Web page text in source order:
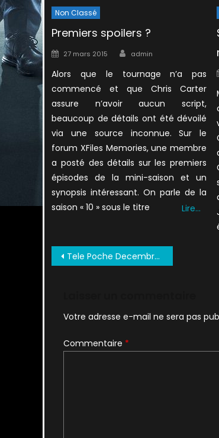
Non Classé
Premiers spoilers ?
Posted
27 mars 2015 Author
admin
Alors que le tournage n’a pas
commencé et que Chris Carter
assure n’avoir aucun script,
beaucoup de détails ont été dévoilé
via une source inconnue. Sur le
forum XFiles Memories, une membre
a posté des détails sur les premiers
épisodes de la mini-saison et un
synopsis intéressant. On parle de la
saison « 10 » sous le titre
Lire…
Navigation
Tele Poche Decembre 1997 VF (2)
Votre adresse e-mail ne sera pas
Commentaire *